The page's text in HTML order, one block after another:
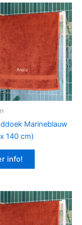
Marineblauw
140 cm)
info!